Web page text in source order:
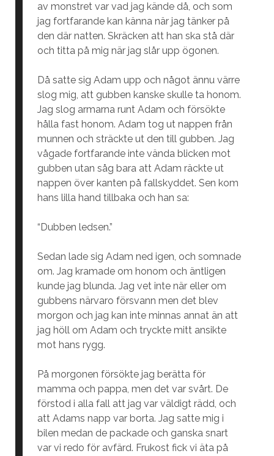
av monstret var vad jag kände då, och som
jag fortfarande kan känna när jag tänker på
den där natten. Skräcken att han ska stå där
och titta på mig när jag slår upp ögonen.
Då satte sig Adam upp och något ännu värre
slog mig, att gubben kanske skulle ta honom.
Jag slog armarna runt Adam och försökte
hålla fast honom. Adam tog ut nappen från
munnen och sträckte ut den till gubben. Jag
vågade fortfarande inte vända blicken mot
gubben utan såg bara att Adam räckte ut
nappen över kanten på fallskyddet. Sen kom
hans lilla hand tillbaka och han sa:
“Dubben ledsen.”
Sedan lade sig Adam ned igen, och somnade
om. Jag kramade om honom och äntligen
kunde jag blunda. Jag vet inte när eller om
gubbens närvaro försvann men det blev
morgon och jag kan inte minnas annat än att
jag höll om Adam och tryckte mitt ansikte
mot hans rygg.
På morgonen försökte jag berätta för
mamma och pappa, men det var svårt. De
förstod i alla fall att jag var väldigt rädd, och
att Adams napp var borta. Jag satte mig i
bilen medan de packade och ganska snart
var vi redo för avfärd. Frukost fick vi äta på